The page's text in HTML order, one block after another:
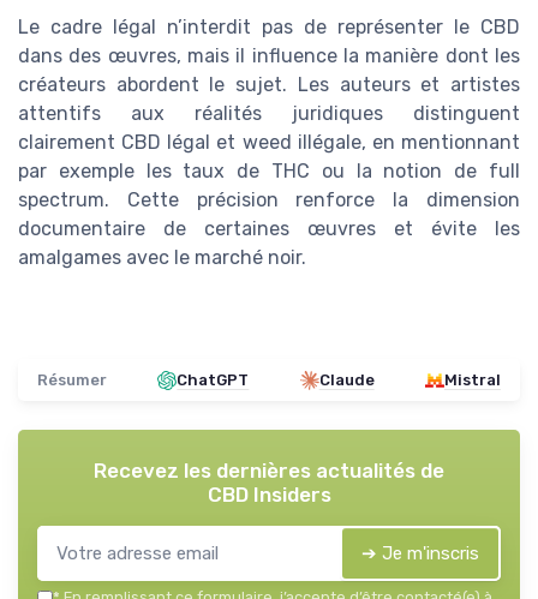
Le cadre légal n’interdit pas de représenter le CBD
dans des œuvres, mais il influence la manière dont les
créateurs abordent le sujet. Les auteurs et artistes
attentifs aux réalités juridiques distinguent
clairement CBD légal et weed illégale, en mentionnant
par exemple les taux de THC ou la notion de full
spectrum. Cette précision renforce la dimension
documentaire de certaines œuvres et évite les
amalgames avec le marché noir.
Résumer ChatGPT Claude Mistral
Recevez les dernières actualités de
CBD Insiders
➔ Je m'inscris